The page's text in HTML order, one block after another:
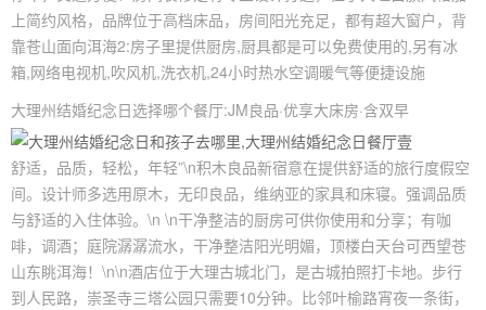
上简约风格，品牌位于高档床品，房间阳光充足，都有超大窗户，背
靠苍山面向洱海2:房子里提供厨房,厨具都是可以免费使用的,另有冰
箱,网络电视机,吹风机,洗衣机,24小时热水空调暖气等便捷设施
大理州结婚纪念日选择哪个餐厅:JM良品·优享大床房·含双早
舒适，品质，轻松，年轻”\n积木良品新宿意在提供舒适的旅行度假空
间。设计师多选用原木，无印良品，维纳亚的家具和床寝。强调品质
与舒适的入住体验。\n \n干净整洁的厨房可供你使用和分享；有咖
啡，调酒；庭院潺潺流水，干净整洁阳光明媚，顶楼白天台可西望苍
山东眺洱海！\n\n酒店位于大理古城北门，是古城拍照打卡地。步行
到人民路，崇圣寺三塔公园只需要10分钟。比邻叶榆路宵夜一条街，